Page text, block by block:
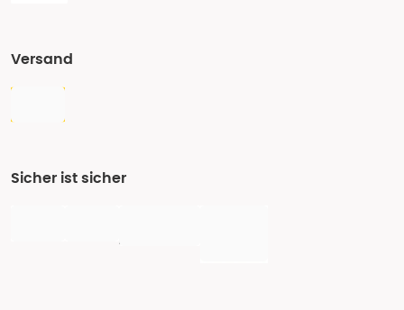
Versand
Sicher ist sicher